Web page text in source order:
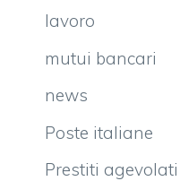
lavoro
mutui bancari
news
Poste italiane
Prestiti agevolati